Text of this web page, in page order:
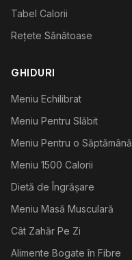
Tabel Calorii
Rețete Sănătoase
GHIDURI
Meniu Echilibrat
Meniu Pentru Slăbit
Meniu Pentru o Săptămână
Meniu 1500 Calorii
Dietă de Îngrășare
Meniu Masă Musculară
Cât Zahăr Pe Zi
Alimente Bogate în Fibre